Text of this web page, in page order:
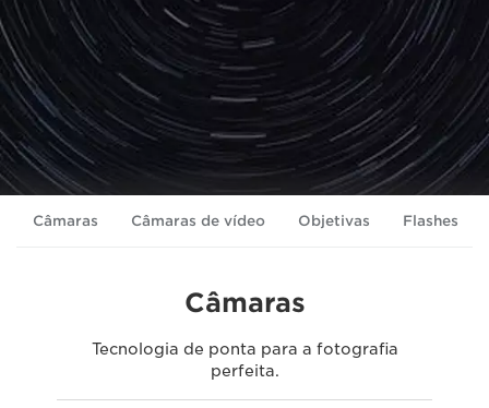
Câmaras Câmaras de vídeo Objetivas Flashes
Câmaras
Tecnologia de ponta para a fotografia
perfeita.